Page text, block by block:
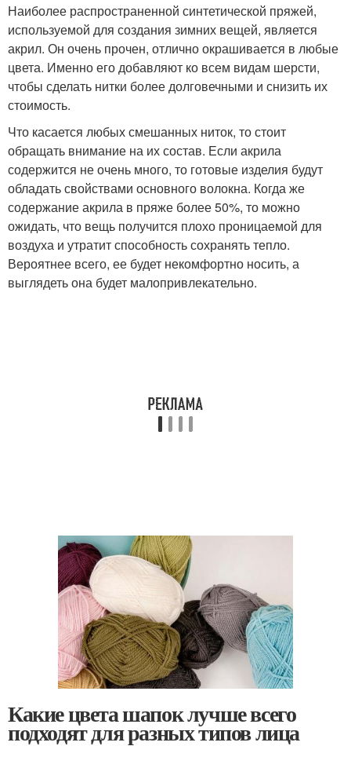
Наиболее распространенной синтетической пряжей,
используемой для создания зимних вещей, является
акрил. Он очень прочен, отлично окрашивается в любые
цвета. Именно его добавляют ко всем видам шерсти,
чтобы сделать нитки более долговечными и снизить их
стоимость.
Что касается любых смешанных ниток, то стоит
обращать внимание на их состав. Если акрила
содержится не очень много, то готовые изделия будут
обладать свойствами основного волокна. Когда же
содержание акрила в пряже более 50%, то можно
ожидать, что вещь получится плохо проницаемой для
воздуха и утратит способность сохранять тепло.
Вероятнее всего, ее будет некомфортно носить, а
выглядеть она будет малопривлекательно.
Какие цвета шапок лучше всего
подходят для разных типов лица